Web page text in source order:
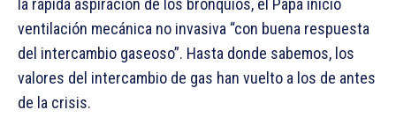
la rápida aspiración de los bronquios, el Papa inició
ventilación mecánica no invasiva “con buena respuesta
del intercambio gaseoso”. Hasta donde sabemos, los
valores del intercambio de gas han vuelto a los de antes
de la crisis.